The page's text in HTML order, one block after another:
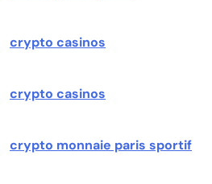
crypto casinos
crypto casinos
crypto monnaie paris sportif